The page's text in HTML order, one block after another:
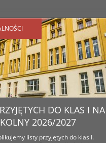
DO KLAS I NA
2026/2027
listy przyjętych do klas I.